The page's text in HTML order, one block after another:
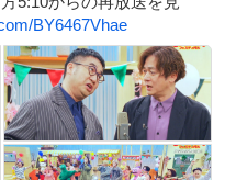
BY6467Vhae